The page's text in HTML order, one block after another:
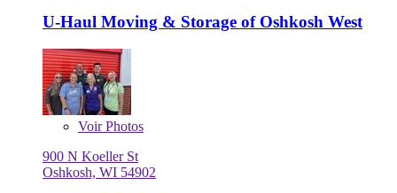
U-Haul Moving & Storage of Oshkosh West
VoirPhotos
900 N Koeller St
Oshkosh, WI 54902